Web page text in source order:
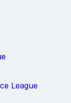
League